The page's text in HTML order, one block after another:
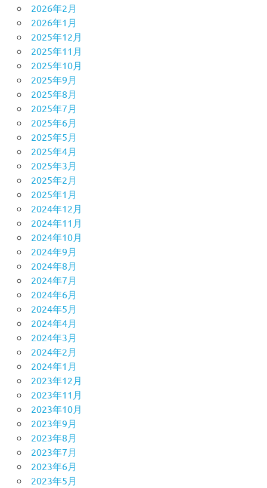
2026年2月
2026年1月
2025年12月
2025年11月
2025年10月
2025年9月
2025年8月
2025年7月
2025年6月
2025年5月
2025年4月
2025年3月
2025年2月
2025年1月
2024年12月
2024年11月
2024年10月
2024年9月
2024年8月
2024年7月
2024年6月
2024年5月
2024年4月
2024年3月
2024年2月
2024年1月
2023年12月
2023年11月
2023年10月
2023年9月
2023年8月
2023年7月
2023年6月
2023年5月